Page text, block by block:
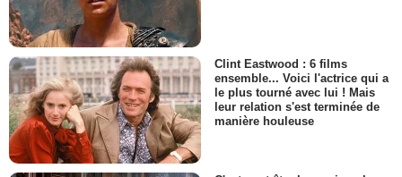
Clint Eastwood : 6 films
ensemble... Voici l'actrice qui a
le plus tourné avec lui ! Mais
leur relation s'est terminée de
manière houleuse